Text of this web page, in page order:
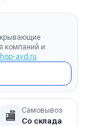
компаний и
avd.ru
🏬 Самовывоз
Со склада